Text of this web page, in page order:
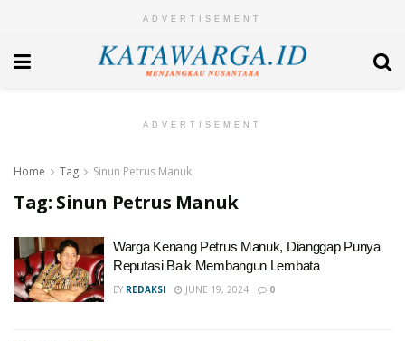
ADVERTISEMENT
ADVERTISEMENT
Home Tag Sinun Petrus Manuk
Tag: Sinun Petrus Manuk
Warga Kenang Petrus Manuk, Dianggap Punya
Reputasi Baik Membangun Lembata
BY REDAKSI JUNE 19, 2024 0